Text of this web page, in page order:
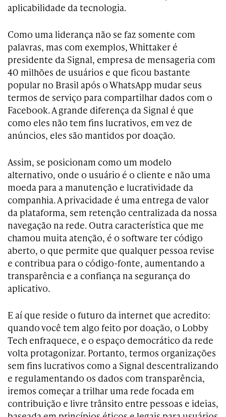
aplicabilidade da tecnologia.
Como uma liderança não se faz somente com
palavras, mas com exemplos, Whittaker é
presidente da Signal, empresa de mensageria com
40 milhões de usuários e que ficou bastante
popular no Brasil após o WhatsApp mudar seus
termos de serviço para compartilhar dados com o
Facebook. A grande diferença da Signal é que
como eles não tem fins lucrativos, em vez de
anúncios, eles são mantidos por doação.
Assim, se posicionam como um modelo
alternativo, onde o usuário é o cliente e não uma
moeda para a manutenção e lucratividade da
companhia. A privacidade é uma entrega de valor
da plataforma, sem retenção centralizada da nossa
navegação na rede. Outra característica que me
chamou muita atenção, é o software ter código
aberto, o que permite que qualquer pessoa revise
e contribua para o código-fonte, aumentando a
transparência e a confiança na segurança do
aplicativo.
E aí que reside o futuro da internet que acredito:
quando você tem algo feito por doação, o Lobby
Tech enfraquece, e o espaço democrático da rede
volta protagonizar. Portanto, termos organizações
sem fins lucrativos como a Signal descentralizando
e regulamentando os dados com transparência,
iremos começar a trilhar uma rede focada em
contribuição e livre trânsito entre pessoas e ideias,